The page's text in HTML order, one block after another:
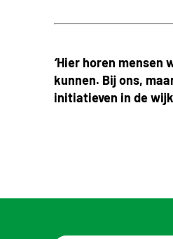
‘Hier horen mensen
kunnen. Bij ons,
initiatieven in de